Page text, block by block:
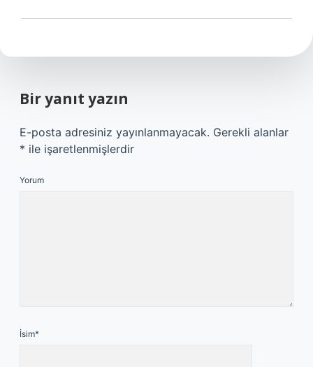
Bir yanıt yazın
E-posta adresiniz yayınlanmayacak. Gerekli alanlar
* ile işaretlenmişlerdir
Yorum
İsim*